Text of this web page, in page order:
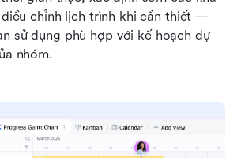
chỉnh lịch trình khi cần thiết —
sử dụng phù hợp với kế hoạch dự
nhóm.